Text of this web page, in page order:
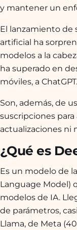
y mantener un
El lanzamiento de
artificial ha
modelos a la
ha superado en
móviles, a ChatGPT.
Son, además, de
suscripciones
actualizaciones ni
¿Qué es
Es un modelo de
Language Model)
modelos de IA.
de parámetros,
Llama, de Meta